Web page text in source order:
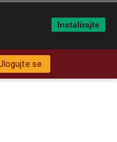
se
Instalirajte